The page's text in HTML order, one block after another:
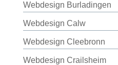
Webdesign Burladingen
Webdesign Calw
Webdesign Cleebronn
Webdesign Crailsheim